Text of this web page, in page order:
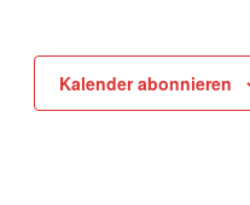
Kalender abonnieren